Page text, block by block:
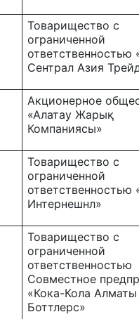
Товарищество c
ограниченной
ответственностью
Сентрал Азия
Акционерное
«Алатау Жарық
Компаниясы»
Товарищество с
ограниченной
Интернешнл»
Товарищество с
ограниченной
ответственностью
Совместное
«Кока-Кола Алматы
Боттлерс»